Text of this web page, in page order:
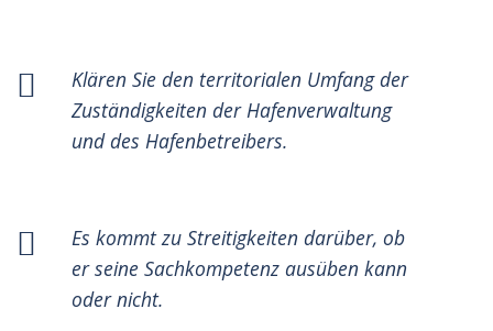
Klären Sie den territorialen Umfang der
Zuständigkeiten der Hafenverwaltung
und des Hafenbetreibers.
Es kommt zu Streitigkeiten darüber, ob
er seine Sachkompetenz ausüben kann
oder nicht.